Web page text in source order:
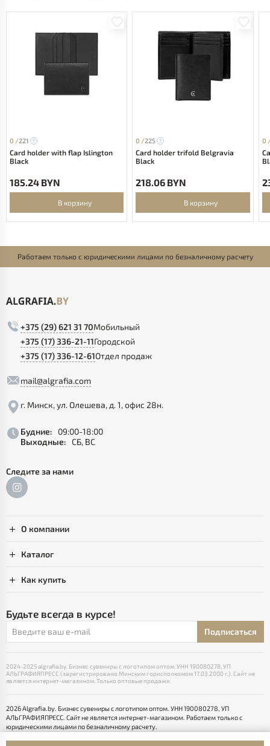
0 /221
Card holder with flap Islington
Black
185.24 BYN
В корзину
0 /225
Card holder trifold Belgravia
Black
218.06 BYN
В корзину
0
Работаем только с юридическими лицами по безналичному расчету
+375 (29) 621 31 70Мобильный
+375 (17) 336-21-11Городской
+375 (17) 336-12-61Отдел продаж
mail@algrafia.com
г. Минск, ул. Олешева, д. 1, офис 28н.
Будние:
09:00-18:00
Выходные: СБ, ВС
Следите за нами
О компании
Каталог
Как купить
Будьте всегда в курсе!
Подписаться
2024-2025 algrafia.by. Бизнес сувениры с логотипом оптом. УНН 190080278, УП
АЛЬГРАФИЯПРЕСС (зарегистрировано Минским горисполкомом 17.03.2000 г.). Сайт не
является интернет-магазином. Только оптовые продажи.
2026 Algrafia.by. Бизнес сувениры с логотипом оптом. УНН 190080278, УП
АЛЬГРАФИЯПРЕСС. Сайт не является интернет-магазином. Работаем только с
юридическими лицами по безналичному расчету.